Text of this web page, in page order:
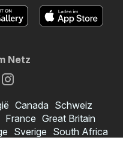
Netz
Canada Schweiz
France Great Britain
Sverige South Africa